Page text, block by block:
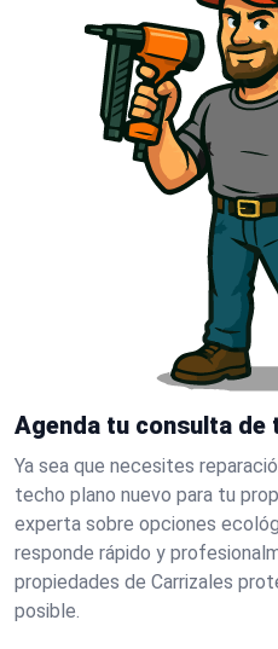
Agenda tu consulta de
Ya sea que necesites
techo plano nuevo para tu
experta sobre opciones
responde rápido y
propiedades de Carrizales
posible.